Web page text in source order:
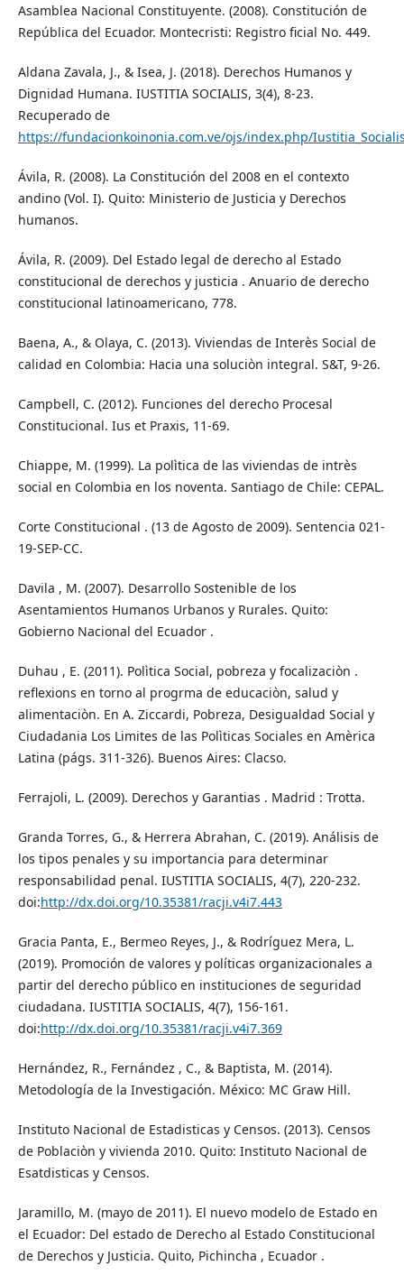
Asamblea Nacional Constituyente. (2008). Constitución de
República del Ecuador. Montecristi: Registro ficial No. 449.
Aldana Zavala, J., & Isea, J. (2018). Derechos Humanos y
Dignidad Humana. IUSTITIA SOCIALIS, 3(4), 8-23.
Recuperado de
https://fundacionkoinonia.com.ve/ojs/index.php/
Ávila, R. (2008). La Constitución del 2008 en el contexto
andino (Vol. I). Quito: Ministerio de Justicia y Derechos
humanos.
Ávila, R. (2009). Del Estado legal de derecho al Estado
constitucional de derechos y justicia . Anuario de derecho
constitucional latinoamericano, 778.
Baena, A., & Olaya, C. (2013). Viviendas de Interès Social de
calidad en Colombia: Hacia una soluciòn integral. S&T, 9-26.
Campbell, C. (2012). Funciones del derecho Procesal
Constitucional. Ius et Praxis, 11-69.
Chiappe, M. (1999). La polìtica de las viviendas de intrès
social en Colombia en los noventa. Santiago de Chile: CEPAL.
Corte Constitucional . (13 de Agosto de 2009). Sentencia 021-
19-SEP-CC.
Davila , M. (2007). Desarrollo Sostenible de los
Asentamientos Humanos Urbanos y Rurales. Quito:
Gobierno Nacional del Ecuador .
Duhau , E. (2011). Polìtica Social, pobreza y focalizaciòn .
reflexions en torno al progrma de educaciòn, salud y
alimentaciòn. En A. Ziccardi, Pobreza, Desigualdad Social y
Ciudadania Los Limites de las Polìticas Sociales en Amèrica
Latina (págs. 311-326). Buenos Aires: Clacso.
Ferrajoli, L. (2009). Derechos y Garantias . Madrid : Trotta.
Granda Torres, G., & Herrera Abrahan, C. (2019). Análisis de
los tipos penales y su importancia para determinar
responsabilidad penal. IUSTITIA SOCIALIS, 4(7), 220-232.
doi:http://dx.doi.org/10.35381/racji.v4i7.443
Gracia Panta, E., Bermeo Reyes, J., & Rodríguez Mera, L.
(2019). Promoción de valores y políticas organizacionales a
partir del derecho público en instituciones de seguridad
ciudadana. IUSTITIA SOCIALIS, 4(7), 156-161.
doi:http://dx.doi.org/10.35381/racji.v4i7.369
Hernández, R., Fernández , C., & Baptista, M. (2014).
Metodología de la Investigación. México: MC Graw Hill.
Instituto Nacional de Estadisticas y Censos. (2013). Censos
de Poblaciòn y vivienda 2010. Quito: Instituto Nacional de
Esatdisticas y Censos.
Jaramillo, M. (mayo de 2011). El nuevo modelo de Estado en
el Ecuador: Del estado de Derecho al Estado Constitucional
de Derechos y Justicia. Quito, Pichincha , Ecuador .